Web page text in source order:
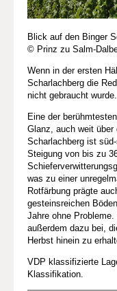
Blick auf den Binger
© Prinz zu Salm-
Wenn in der ersten
Scharlachberg die
nicht gebraucht wurde.
Eine der
Glanz, auch weit über
Scharlachberg ist
Steigung von bis zu
was zu einer
Rotfärbung prägte
gesteinsreichen
Jahre ohne
außerdem dazu bei,
Herbst hinein zu
VDP klassifizierte
Klassifikation.